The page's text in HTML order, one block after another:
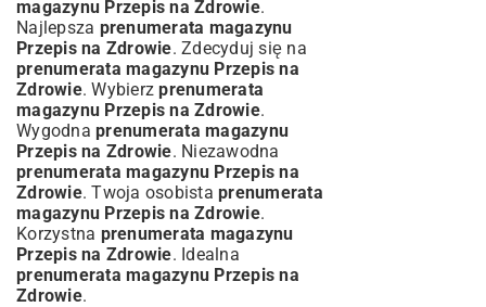
magazynu Przepis na Zdrowie.
Najlepsza prenumerata magazynu
Przepis na Zdrowie. Zdecyduj się na
prenumerata magazynu Przepis na
Zdrowie. Wybierzprenumerata
magazynu Przepis na Zdrowie.
Wygodna prenumerata magazynu
Przepis na Zdrowie. Niezawodna
prenumerata magazynu Przepis na
Zdrowie. Twoja osobista prenumerata
magazynu Przepis na Zdrowie.
Korzystna prenumerata magazynu
Przepis na Zdrowie. Idealna
prenumerata magazynu Przepis na
Zdrowie.